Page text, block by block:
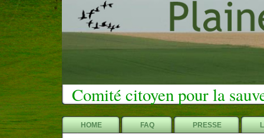
Comité citoyen pour la
HOME FAQ PRESSE